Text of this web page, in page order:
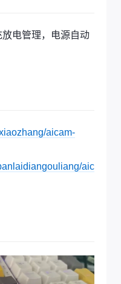
电管理，电源自动
aicam-
aic